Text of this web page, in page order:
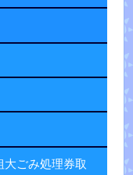
ごみ処理券取